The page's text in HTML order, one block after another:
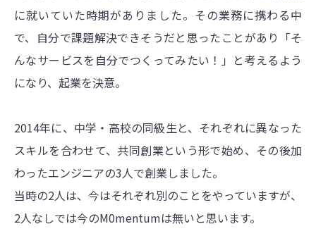
に就いていた時期がありました。その業務に携わる中
で、自分で課題解決できそうだと思ったことがあり「そ
んなサービスを自分でつくってみたい！」と考えるよう
になり、起業を決意。
2014年に、中学・高校の同級生と、それぞれに異なった
スキルを合わせて、共同創業という形で始め、その後加
わったエンジニアの3人で創業しました。
当時の2人は、今はそれぞれ別のことをやっていますが、
2人なしでは今のM0mentumは無いと思います。